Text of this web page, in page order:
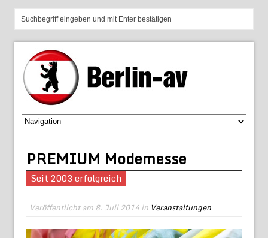
PREMIUM Modemesse
Seit 2003 erfolgreich
Veröffentlicht am8. Juli 2014in Veranstaltungen